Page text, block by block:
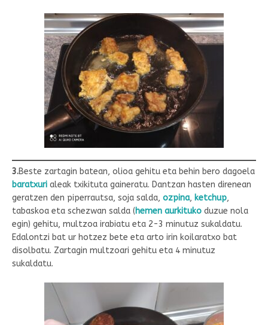
3.Beste zartagin batean, olioa gehitu eta behin bero dagoela
baratxuri aleak txikituta gaineratu. Dantzan hasten direnean
geratzen den piperrautsa, soja salda, ozpina, ketchup,
tabaskoa eta schezwan salda (hemen aurkituko duzue nola
egin) gehitu, multzoa irabiatu eta 2-3 minutuz sukaldatu.
Edalontzi bat ur hotzez bete eta arto irin koilaratxo bat
disolbatu. Zartagin multzoari gehitu eta 4 minutuz
sukaldatu.